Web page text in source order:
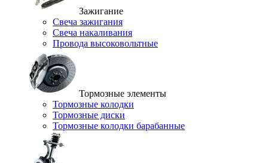
Зажигание
Свеча зажигания
Свеча накаливания
Провода высоковольтные
Тормозные элементы
Тормозные колодки
Тормозные диски
Тормозные колодки барабанные